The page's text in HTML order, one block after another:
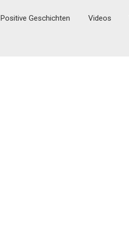
Positive Geschichten Videos